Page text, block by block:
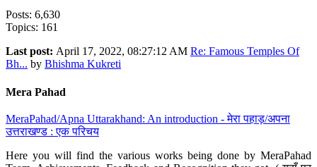
Posts: 6,630
Topics: 161
Last post: April 17, 2022, 08:27:12 AM Re: Famous Temples Of
Bh... by Bhishma Kukreti
Mera Pahad
MeraPahad/Apna Uttarakhand: An introduction - मेरा पहाड़/अपना
उत्तराखण्ड : एक परिचय
Here you will find the various works being done by MeraPahad